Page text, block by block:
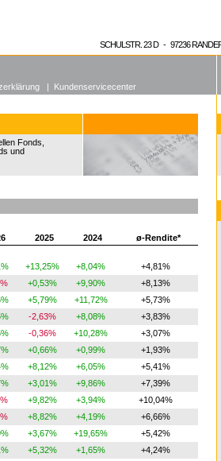
SCHULSTR. 23 D - 97236
Fonds,
und
2025 2024 ø-Rendite*
+13,25% +8,04%
+4,81%
+0,53% +9,90%
+8,13%
+5,79% +11,72%
+5,73%
-2,63% +8,08%
+3,83%
-0,36% +10,28%
+3,07%
+0,66% +0,99%
+1,93%
+8,12% +6,05%
+5,41%
+3,01% +9,86%
+7,39%
+9,82% +3,94%
+10,04%
+8,82% +4,19%
+6,66%
+3,67% +19,65%
+5,42%
+5,32% +1,65%
+4,24%
| Kundenservicecenter